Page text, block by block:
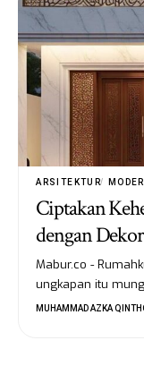
ARSITEKTUR
Ciptakan
dengan
Mabur.co -
ungkapan itu
MUHAMMAD AZKA